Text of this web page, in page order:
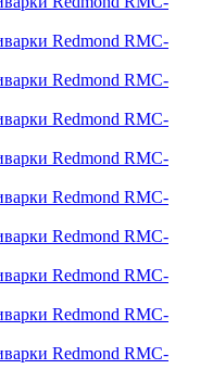
Redmond RMC-
Redmond RMC-
Redmond RMC-
Redmond RMC-
Redmond RMC-
Redmond RMC-
Redmond RMC-
Redmond RMC-
Redmond RMC-